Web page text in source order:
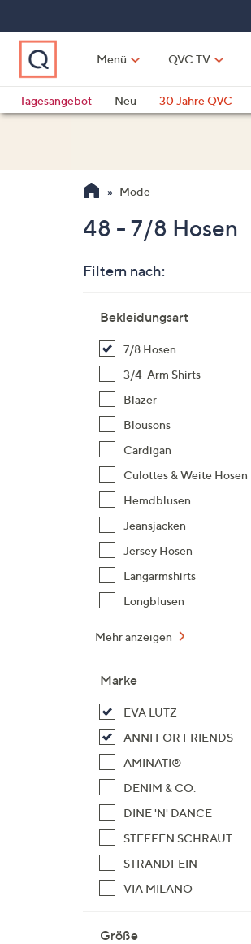
springen
Menü QVC TV
Tagesangebot
Neu 30 Jahre QVC
Mode
48 - 7/8 Hosen
Filtern nach:
Produktliste
Bekleidungsart
7/8 Hosen
3/4-Arm Shirts
Blazer
Blousons
Cardigan
Culottes & Weite Hosen
Hemdblusen
Jeansjacken
Jersey Hosen
Langarmshirts
Longblusen
Mehr anzeigen
Marke
EVA LUTZ
ANNI FOR FRIENDS
AMINATI®
DENIM & CO.
DINE 'N' DANCE
STEFFEN SCHRAUT
STRANDFEIN
VIA MILANO
Größe